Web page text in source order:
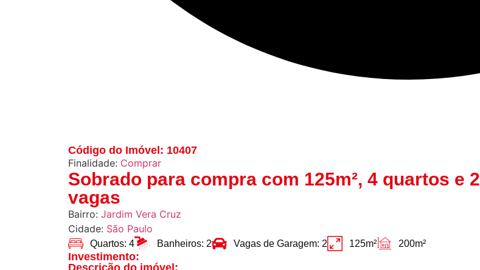
Código do Imóvel: 10407
Finalidade: Comprar
Sobrado para compra com 125m², 4 quartos e 2
vagas
Bairro: Jardim Vera Cruz
Cidade: São Paulo
Quartos: 4 Banheiros: 2 Vagas de Garagem: 2 125m² 200m²
Investimento:
Descrição do imóvel: